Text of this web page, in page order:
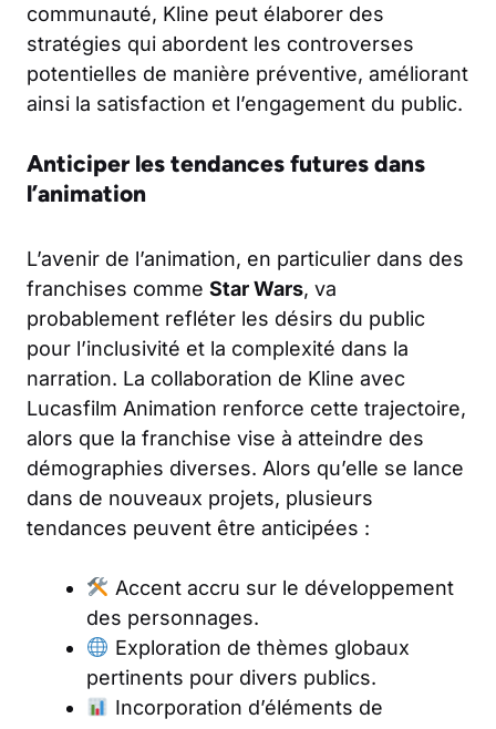
communauté, Kline peut élaborer des
stratégies qui abordent les controverses
potentielles de manière préventive, améliorant
ainsi la satisfaction et l’engagement du public.
Anticiper les tendances futures dans
l’animation
L’avenir de l’animation, en particulier dans des
franchises comme Star Wars, va
probablement refléter les désirs du public
pour l’inclusivité et la complexité dans la
narration. La collaboration de Kline avec
Lucasfilm Animation renforce cette trajectoire,
alors que la franchise vise à atteindre des
démographies diverses. Alors qu’elle se lance
dans de nouveaux projets, plusieurs
tendances peuvent être anticipées :
Accent accru sur le développement
des personnages.
Exploration de thèmes globaux
pertinents pour divers publics.
Incorporation d’éléments de